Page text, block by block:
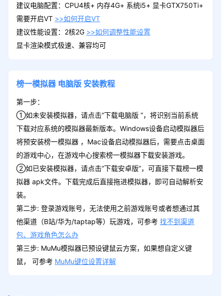
建议电脑配置：CPU4核+ 内存4G+ 系统i5+ 显卡GTX750Ti+
需要开启VT >>如何开启VT
建议性能设置：2核2G >>如何调整性能设置
显卡渲染模式极速、兼容均可
榜一模拟器 电脑版 安装教程
第一步：
①如未安装模拟器，请点击“下载电脑版 ”，将识别当前系统
下载对应系统的模拟器最新版本。Windows设备启动模拟器后
将预安装榜一模拟器 ，Mac设备启动模拟器后，需要点击桌面
的游戏中心，在游戏中心搜索榜一模拟器下载安装游戏。
②如已安装模拟器，请点击“下载安卓版”，可直接下载榜一模
拟器 apk文件。下载完成后直接拖进模拟器，即可自动解析安
装。
第二步: 登录游戏账号，无法使用之前游戏账号或者想通过其
他渠道（B站/华为/taptap等）玩游戏，可参考 找不到渠道
包、游戏角色怎么办
第三步: MuMu模拟器已预设键鼠云方案，如果想自定义键
鼠， 可参考 MuMu键位设置详解